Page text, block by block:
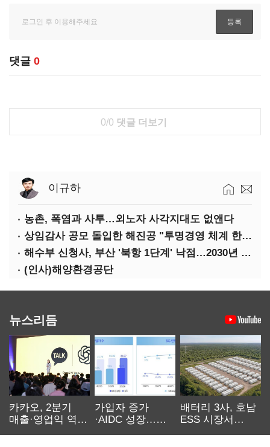
댓글 0
0/0 댓글 더보기
이규하
농촌, 폭염과 사투…외노자 사각지대도 없앤다
상임감사 공모 돌입한 해진공 "투명경영 체계 한층 강화"
해수부 신청사, 부산 '북항 1단계' 낙점…2030년 완공 목표
(인사)해양환경공단
뉴스리듬
카카오, 2분기
매출·영업익 역대
가입자 증가
·AIDC 성장…
배터리 3사, 호남
ESS 시장서